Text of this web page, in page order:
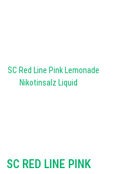
SC RED LINE PINK